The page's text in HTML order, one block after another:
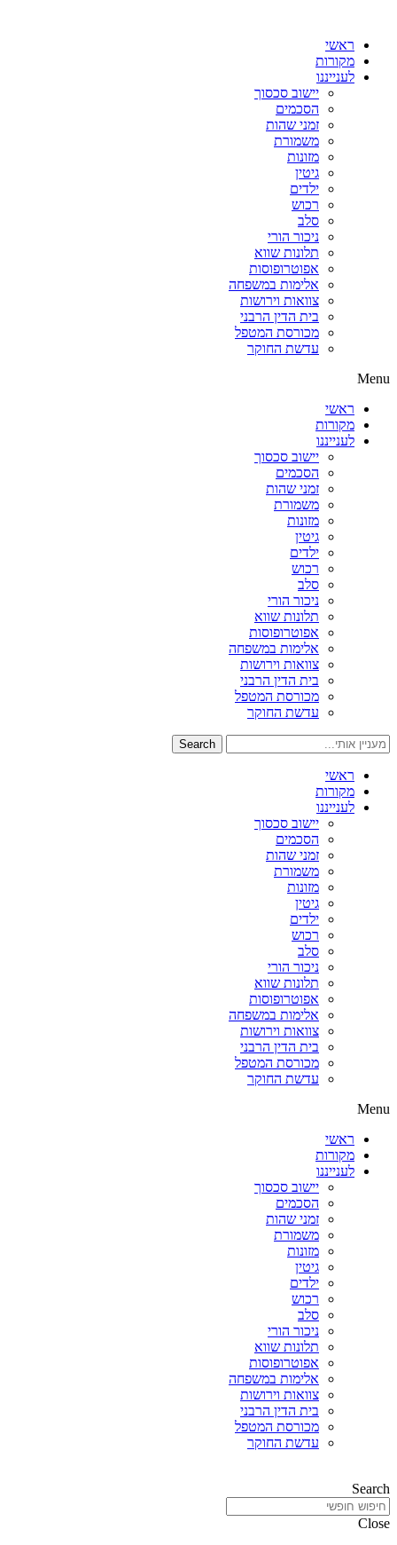
ראשי
מקורות
לענייננו
יישוב סכסוך
הסכמים
זמני שהות
משמורת
מזונות
גיטין
ילדים
רכוש
סלב
ניכור הורי
תלונות שווא
אפוטרופוסות
אלימות במשפחה
צוואות וירושות
בית הדין הרבני
מכורסת המטפל
עדשת החוקר
Menu
ראשי
מקורות
לענייננו
יישוב סכסוך
הסכמים
זמני שהות
משמורת
מזונות
גיטין
ילדים
רכוש
סלב
ניכור הורי
תלונות שווא
אפוטרופוסות
אלימות במשפחה
צוואות וירושות
בית הדין הרבני
מכורסת המטפל
עדשת החוקר
Search
ראשי
מקורות
לענייננו
יישוב סכסוך
הסכמים
זמני שהות
משמורת
מזונות
גיטין
ילדים
רכוש
סלב
ניכור הורי
תלונות שווא
אפוטרופוסות
אלימות במשפחה
צוואות וירושות
בית הדין הרבני
מכורסת המטפל
עדשת החוקר
Menu
ראשי
מקורות
לענייננו
יישוב סכסוך
הסכמים
זמני שהות
משמורת
מזונות
גיטין
ילדים
רכוש
סלב
ניכור הורי
תלונות שווא
אפוטרופוסות
אלימות במשפחה
צוואות וירושות
בית הדין הרבני
מכורסת המטפל
עדשת החוקר
Search
Close